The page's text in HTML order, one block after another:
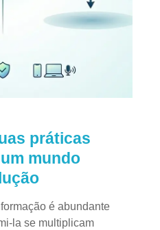
práticas
mundo
é abundante
la se multiplicam